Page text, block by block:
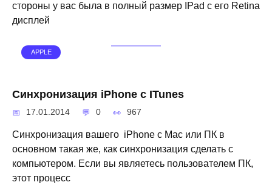
стороны у вас была в полный размер IPad с его Retina
дисплей
APPLE
Синхронизация iPhone с ITunes
17.01.2014 0 967
Синхронизация вашего iPhone с Mac или ПК в
основном такая же, как синхронизация сделать с
компьютером. Если вы являетесь пользователем ПК,
этот процесс